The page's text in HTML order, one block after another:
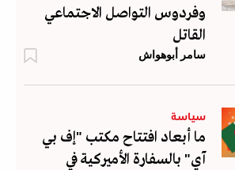
وفردوس التواصل الاجتماعي
القاتل
سامر أبوهواش
سياسة
ما أبعاد افتتاح مكتب "إف بي
آي" بالسفارة الأميركية في